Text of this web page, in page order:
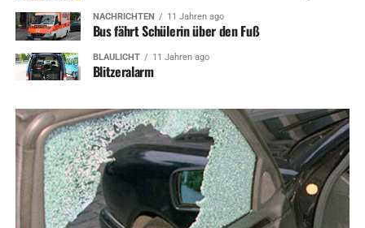
NACHRICHTEN 11 Jahren ago
Bus fährt Schülerin über den Fuß
BLAULICHT 11 Jahren ago
Blitzeralarm